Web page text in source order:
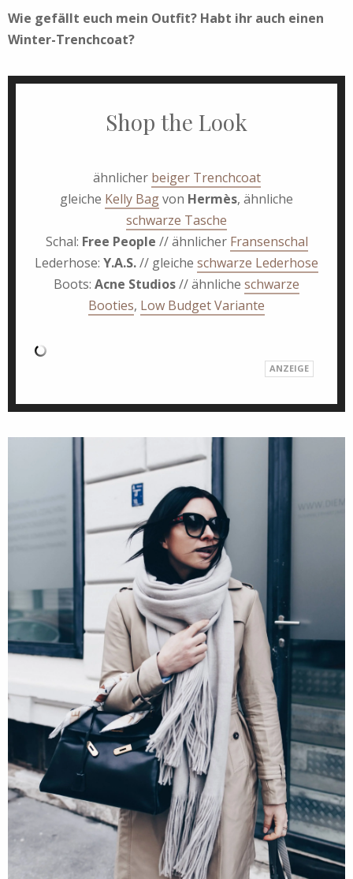
Wie gefällt euch mein Outfit? Habt ihr auch einen
Winter-Trenchcoat?
Shop the Look
ähnlicher beiger Trenchcoat
gleiche Kelly Bagvon Hermès, ähnliche
schwarze Tasche
Schal: Free People // ähnlicher Fransenschal
Lederhose: Y.A.S.// gleiche schwarze Lederhose
Boots: Acne Studios// ähnliche schwarze
Booties, Low Budget Variante